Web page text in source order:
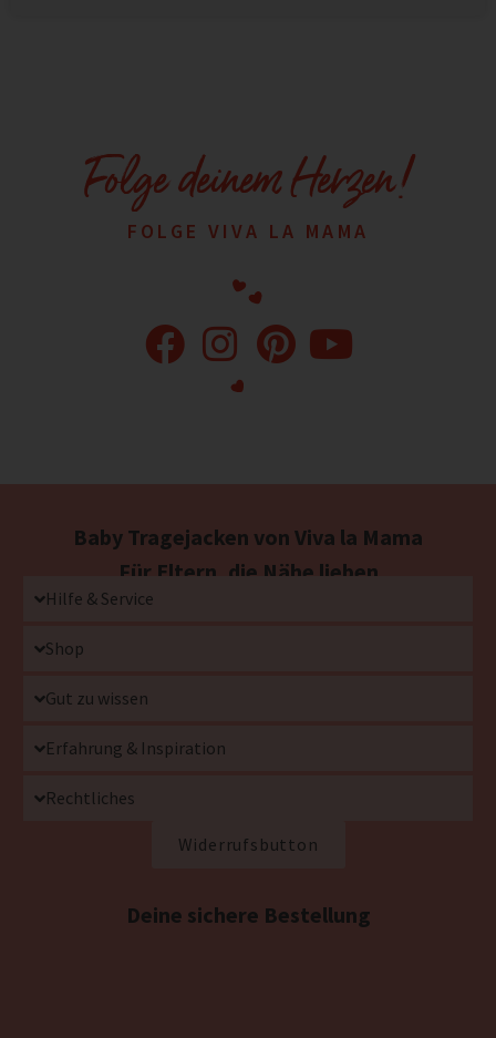
Folge deinem Herzen!
FOLGE VIVA LA MAMA
Baby Tragejacken von Viva la Mama
Für Eltern, die Nähe lieben
Hilfe & Service
Shop
Gut zu wissen
Erfahrung & Inspiration
Rechtliches
Widerrufsbutton
Deine sichere Bestellung